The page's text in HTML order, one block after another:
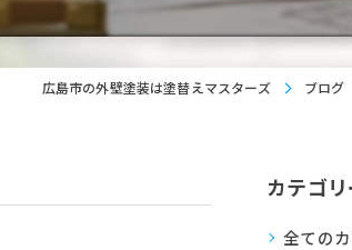
広島市の外壁塗装は塗替えマスターズ ブログ
カテゴリ
全ての